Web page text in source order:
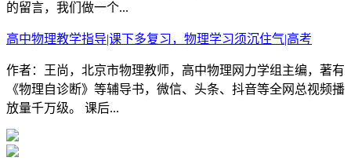
的留言，我们做一个...
高中物理教学指导|课下多复习，物理学习须沉住气|高考
作者：王尚，北京市物理教师，高中物理网力学组主编，著有
《物理自诊断》等辅导书，微信、头条、抖音等全网总视频播
放量千万级。 课后...